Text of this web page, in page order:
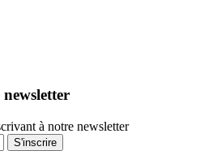
à notre newsletter
S'inscrire